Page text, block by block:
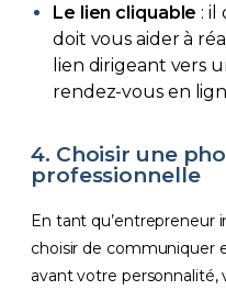
Le lien cliquable : il
doit vous aider à
lien dirigeant vers
rendez-vous en
4. Choisir une
professionnelle
En tant qu’entrepreneur
choisir de communiquer
avant votre personnalité,